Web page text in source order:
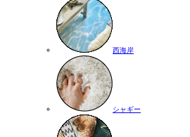
西海岸
シャギー